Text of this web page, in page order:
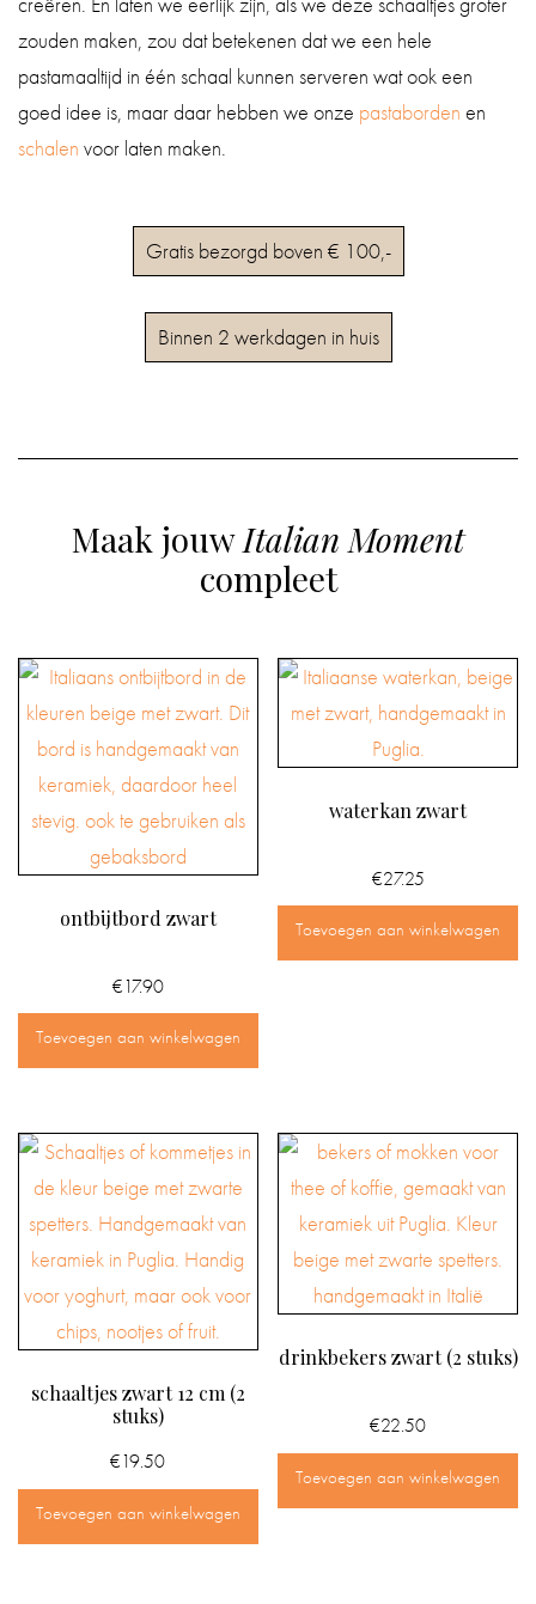
zouden maken, zou dat betekenen dat we een hele
pastamaaltijd in één schaal kunnen serveren wat ook een
goed idee is, maar daar hebben we onze pastaborden en
schalen voor laten maken.
Gratis bezorgd boven € 100,-
Binnen 2 werkdagen in huis
Maak jouwItalian Moment
compleet
ontbijtbord zwart
€17.90
Toevoegen aan winkelwagen
waterkan zwart
€27.25
Toevoegen aan winkelwagen
schaaltjes zwart 12 cm (2
stuks)
€19.50
Toevoegen aan winkelwagen
drinkbekers zwart (2 stuks)
€22.50
Toevoegen aan winkelwagen